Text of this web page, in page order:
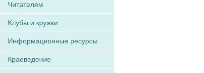
Читателям
Клубы и кружки
Информационные ресурсы
Краеведение